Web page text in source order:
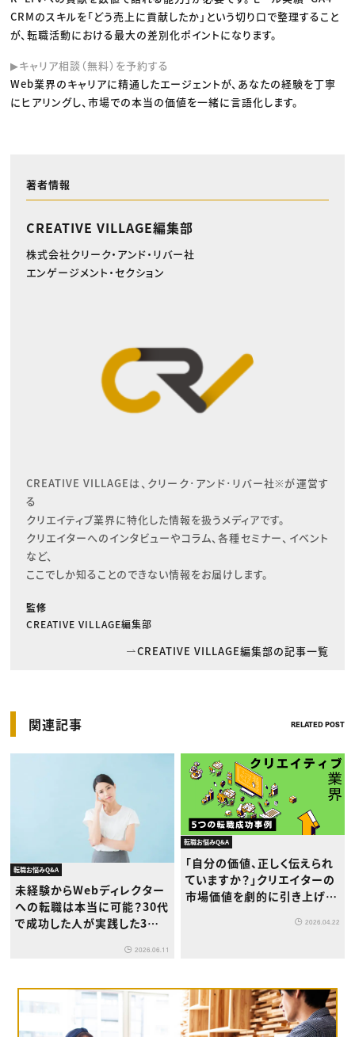
CRMのスキルを「どう売上に貢献したか」という切り口で整理すること
が、転職活動における最大の差別化ポイントになります。
▶キャリア相談（無料）を予約する
Web業界のキャリアに精通したエージェントが、あなたの経験を丁寧
にヒアリングし、市場での本当の価値を一緒に言語化します。
著者情報
CREATIVE VILLAGE編集部
株式会社クリーク・アンド・リバー社
エンゲージメント・セクション
CREATIVE VILLAGEは、クリーク･アンド･リバー社※が運営す
る
クリエイティブ業界に特化した情報を扱うメディアです。
クリエイターへのインタビューやコラム、各種セミナー、イベント
など、
ここでしか知ることのできない情報をお届けします。
監修
CREATIVE VILLAGE編集部
CREATIVE VILLAGE編集部の記事一覧
関連記事 RELATED POST
転職お悩みQ&A
未経験からWebディレクター
への転職は本当に可能？30代
で成功した人が実践した3つ
2026.06.11
転職お悩みQ&A
「自分の価値、正しく伝えられ
ていますか？」クリエイターの
市場価値を劇的に引き上げた
2026.04.22